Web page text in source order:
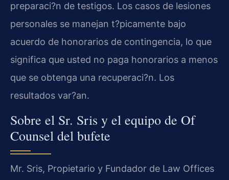
preparaci?n de testigos. Los casos de lesiones
personales se manejan t?picamente bajo
acuerdo de honorarios de contingencia, lo que
significa que usted no paga honorarios a menos
que se obtenga una recuperaci?n. Los
resultados var?an.
Sobre el Sr. Sris y el equipo de Of
Counsel del bufete
Mr. Sris, Propietario y Fundador de Law Offices